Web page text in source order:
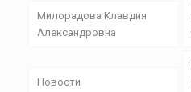
Милорадова Клавдия
Александровна
Новости